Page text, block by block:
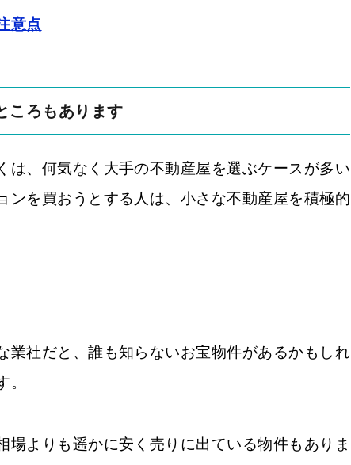
意点
ころもあります
は、何気なく大手の不動産屋を選ぶケースが多い
ンを買おうとする人は、小さな不動産屋を積極的
業社だと、誰も知らないお宝物件があるかもしれ
。
よりも遥かに安く売りに出ている物件もありま